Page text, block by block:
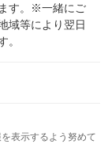
す。※一緒にご
域等により翌日
。
表示するよう努めて